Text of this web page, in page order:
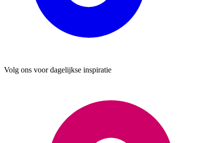
Volg ons voor dagelijkse inspiratie